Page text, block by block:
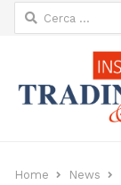
Ricerca
per:
Home News